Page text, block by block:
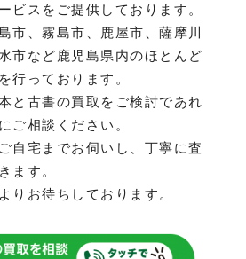
ビスをご提供しております。
市、霧島市、鹿屋市、薩摩川
市など 鹿児島県内のほとんど
行っております。
と古書の買取をご検討であれ
ご相談ください。
自宅までお伺いし、丁寧に査
ます。
りお待ちしております。